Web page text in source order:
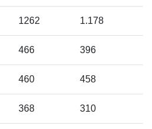
1262 1.178
466 396
460 458
368 310